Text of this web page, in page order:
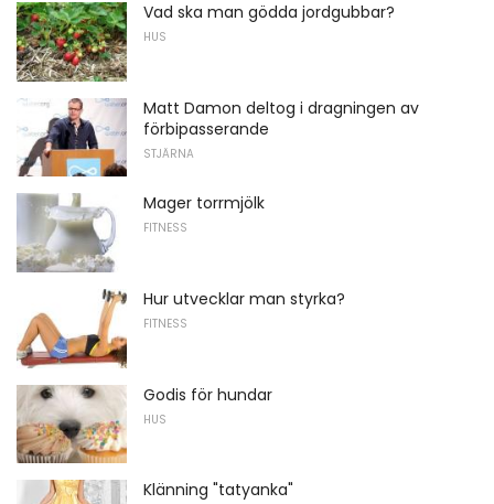
Vad ska man gödda jordgubbar?
HUS
Matt Damon deltog i dragningen av
förbipasserande
STJÄRNA
Mager torrmjölk
FITNESS
Hur utvecklar man styrka?
FITNESS
Godis för hundar
HUS
Klänning "tatyanka"